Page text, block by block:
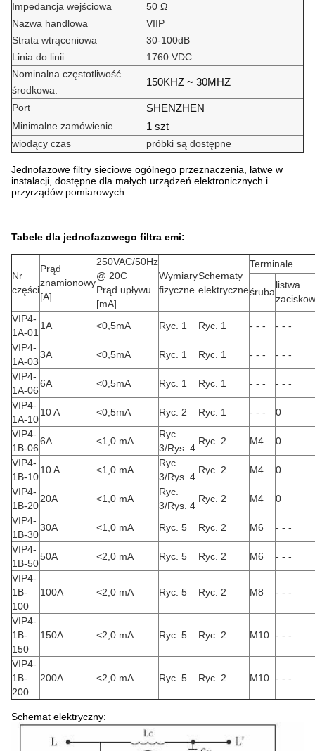
Impedancja wejściowa
50 Ω
Nazwa handlowa
VIIP
Strata wtrąceniowa
30-100dB
Linia do linii
1760 VDC
Nominalna częstotliwość
środkowa:
150KHZ ~ 30MHZ
Port SHENZHEN
Minimalne zamówienie 1 szt
wiodący czas próbki są dostępne
Jednofazowe filtry sieciowe ogólnego przeznaczenia, łatwe w
instalacji, dostępne dla małych urządzeń elektronicznych i
przyrządów pomiarowych
Tabele dla jednofazowego filtra emi:
Nr
części
Prąd
znamionowy
[A]
250VAC/50Hz
@ 20C
Prąd upływu
[mA]
Wymiary
fizyczne
Schematy
elektryczne
Terminale
śruba
listwa
VIP4-
1A-01
1A <0,5mA Ryc. 1 Ryc. 1 - - -
- - -
VIP4-
1A-03
3A <0,5mA Ryc. 1 Ryc. 1 - - -
- - -
VIP4-
1A-06
6A <0,5mA Ryc. 1 Ryc. 1 - - -
- - -
VIP4-
1A-10
10 A <0,5mA Ryc. 2 Ryc. 1 - - -
0
VIP4-
1B-06
6A <1,0 mA
Ryc.
3/Rys. 4
Ryc. 2 M4
0
VIP4-
1B-10
10 A <1,0 mA
Ryc.
3/Rys. 4
Ryc. 2 M4
0
VIP4-
1B-20
20A <1,0 mA
Ryc.
3/Rys. 4
Ryc. 2 M4
0
VIP4-
1B-30
30A <1,0 mA Ryc. 5 Ryc. 2 M6
- - -
VIP4-
1B-50
50A <2,0 mA Ryc. 5 Ryc. 2 M6
- - -
VIP4-
1B-
100
100A <2,0 mA Ryc. 5 Ryc. 2 M8 - - -
VIP4-
1B-
150
150A <2,0 mA Ryc. 5 Ryc. 2 M10 - - -
VIP4-
1B-
200
200A <2,0 mA Ryc. 5 Ryc. 2 M10 - - -
Schemat elektryczny: